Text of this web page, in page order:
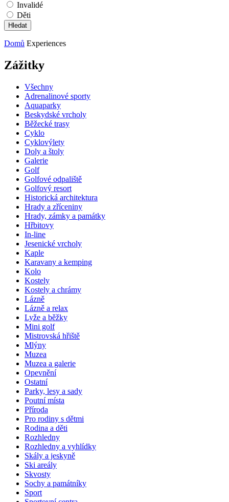
Invalidé
Děti
Domů Experiences
Zážitky
Všechny
Adrenalinové sporty
Aquaparky
Beskydské vrcholy
Běžecké trasy
Cyklo
Cyklovýlety
Doly a štoly
Galerie
Golf
Golfové odpaliště
Golfový resort
Historická architektura
Hrady a zříceniny
Hrady, zámky a památky
Hřbitovy
In-line
Jesenické vrcholy
Kaple
Karavany a kemping
Kolo
Kostely
Kostely a chrámy
Lázně
Lázně a relax
Lyže a běžky
Mini golf
Mistrovská hřiště
Mlýny
Muzea
Muzea a galerie
Opevnění
Ostatní
Parky, lesy a sady
Poutní místa
Příroda
Pro rodiny s dětmi
Rodina a děti
Rozhledny
Rozhledny a vyhlídky
Skály a jeskyně
Ski areály
Skvosty
Sochy a památníky
Sport